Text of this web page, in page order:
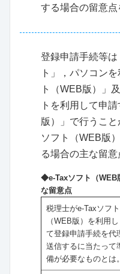
する場合の留意点
登録申請手続等
ト」，パソコン
ト（WEB版）」
トを利用して申
版）」で行うこ
ソフト（WEB版
る場合の主な留意
◆e-Taxソフト（WEB
な留意点
税理士がe-Taxソフト
（WEB版）を利用し
て登録申請手続を代
送信するに当たって
備が必要なものとは。